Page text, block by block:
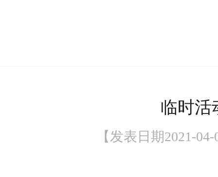
临时活
【发表日期2021-